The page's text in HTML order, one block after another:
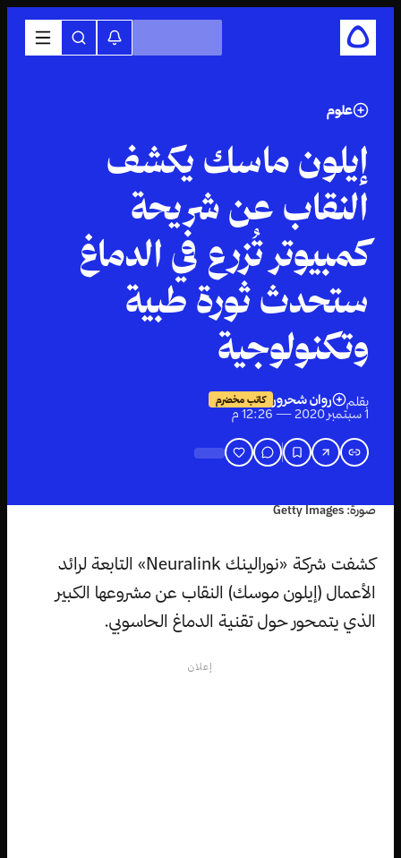
علوم
إيلون ماسك يكشف
النقاب عن شريحة
كمبيوتر تُزرع في الدماغ
ستحدث ثورة طبية
وتكنولوجية
بقلم روان شحرور كاتب مخضرم
1 سبتمبر 2020 — 12:26 م
صورة: Getty Images
كشفت شركة «نورالينك Neuralink» التابعة لرائد
الأعمال (إيلون موسك) النقاب عن مشروعها الكبير
الذي يتمحور حول تقنية الدماغ الحاسوبي.
إعلان